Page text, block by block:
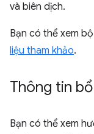
và biên dịch.
Bạn có thể xem
liệu tham khảo.
Thông tin
Bạn có thể xem